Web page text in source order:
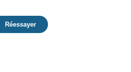
Réessayer